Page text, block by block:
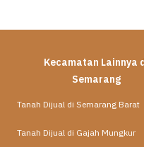
Kecamatan Lainnya
Semarang
Tanah Dijual di Semarang Barat
Tanah Dijual di Gajah Mungkur